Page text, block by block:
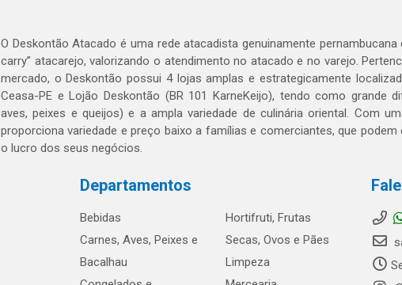
O Deskontão Atacado é uma rede atacadista genuinamente
carry” atacarejo, valorizando o atendimento no atacado e no varejo.
mercado, o Deskontão possui 4 lojas amplas e estrategicamente
Ceasa-PE e Lojão Deskontão (BR 101 KarneKeijo), tendo como grande
aves, peixes e queijos) e a ampla variedade de culinária oriental. Com
proporciona variedade e preço baixo a famílias e comerciantes, que
o lucro dos seus negócios.
Departamentos
Bebidas
Carnes, Aves, Peixes e
Bacalhau
Hortifruti, Frutas
Secas, Ovos e Pães
Limpeza